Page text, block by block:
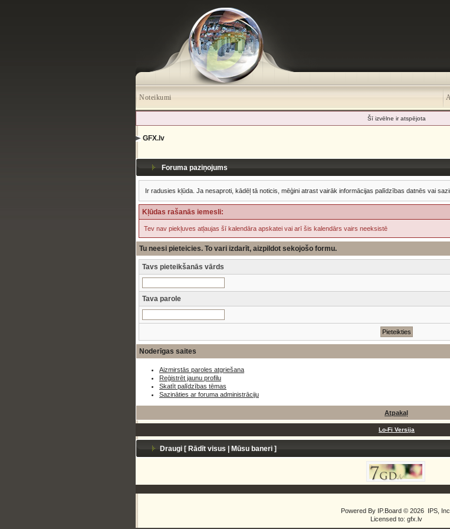
Noteikumi
Šī izvēlne ir atspējota
GFX.lv
Foruma paziņojums
Ir radusies kļūda. Ja nesaproti, kādēļ tā noticis, mēģini atrast vairāk informācijas palīdzības datnēs vai
Kļūdas rašanās iemesli:
Tev nav piekļuves atļaujas šī kalendāra apskatei vai arī šis kalendārs vairs neeksistē
Tu neesi pieteicies. To vari izdarīt, aizpildot sekojošo formu.
Tavs pieteikšanās vārds
Tava parole
Noderīgas saites
Aizmirstās paroles atgriešana
Reģistrēt jaunu profilu
Skatīt palīdzības tēmas
Sazināties ar foruma administrāciju
Atpakaļ
Lo-Fi Versija
Draugi [ Rādīt visus Mūsu baneri ]
Powered By IP.Board © 2026 IPS, Inc
Licensed to: gfx.lv